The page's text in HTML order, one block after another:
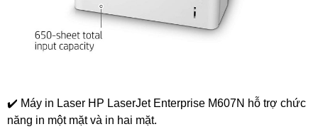
✔️ Máy in Laser HP LaserJet Enterprise M607N hỗ trợ chức
năng in một mặt và in hai mặt.